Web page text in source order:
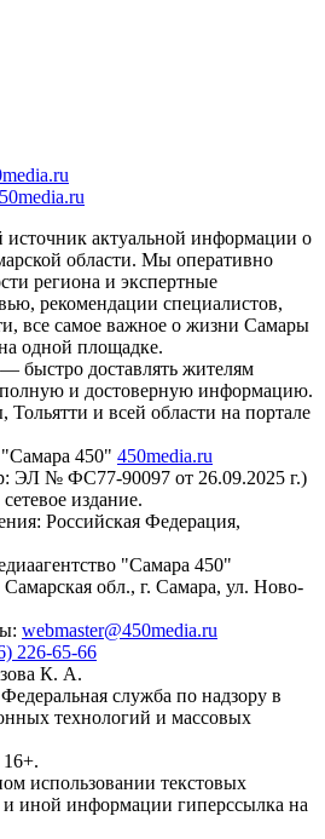
актуальной информации о
области. Мы оперативно
региона и экспертные
рекомендации специалистов,
все самое важное о жизни Самары
одной площадке.
доставлять жителям
и достоверную информацию.
и всей области на портале
450" 450media.ru
ЭЛ № ФС77-90097 от 26.09.2025 г.)
издание.
Российская Федерация,
"Самара 450"
обл., г. Самара, ул. Ново-
webmaster@450media.ru
226-65-66
К. А.
служба по надзору в
технологий и массовых
использовании текстовых
иной информации гиперссылка на